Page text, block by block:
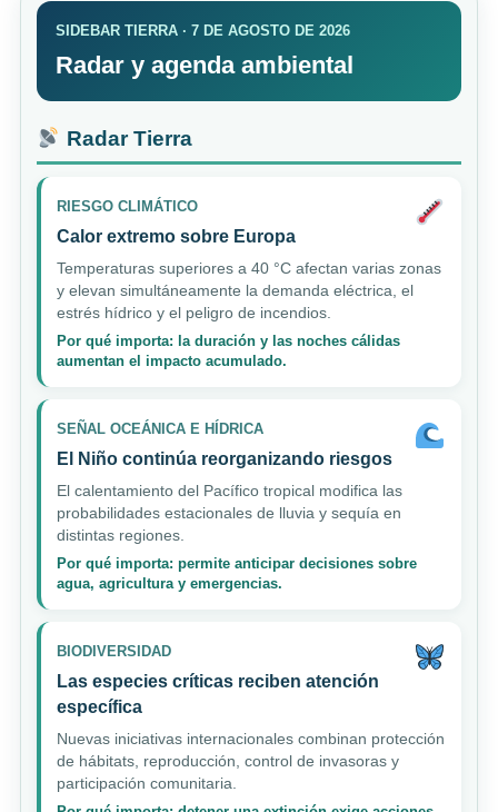
SIDEBAR TIERRA · 7 DE AGOSTO DE 2026
Radar y agenda ambiental
Radar Tierra
RIESGO CLIMÁTICO
Calor extremo sobre Europa
Temperaturas superiores a 40 °C afectan varias zonas
y elevan simultáneamente la demanda eléctrica, el
estrés hídrico y el peligro de incendios.
Por qué importa: la duración y las noches cálidas
aumentan el impacto acumulado.
SEÑAL OCEÁNICA E HÍDRICA
El Niño continúa reorganizando riesgos
El calentamiento del Pacífico tropical modifica las
probabilidades estacionales de lluvia y sequía en
distintas regiones.
Por qué importa: permite anticipar decisiones sobre
agua, agricultura y emergencias.
BIODIVERSIDAD
Las especies críticas reciben atención
específica
Nuevas iniciativas internacionales combinan protección
de hábitats, reproducción, control de invasoras y
participación comunitaria.